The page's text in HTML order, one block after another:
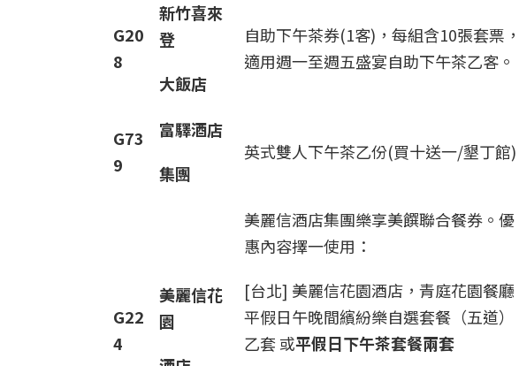
G20
8
新竹喜來
登
大飯店
自助下午茶券(1客)，每組含10張套票，
適用週一至週五盛宴自助下午茶乙客。
G73
9
富驛酒店
集團
英式雙人下午茶乙份(買十送一/墾丁館)
G22
4
美麗信花
園
美麗信酒店集團樂享美饌聯合餐券。優
惠內容擇一使用：
[台北] 美麗信花園酒店，青庭花園餐廳
平假日午晚間繽紛樂自選套餐（五道）
乙套 或平假日下午茶套餐兩套